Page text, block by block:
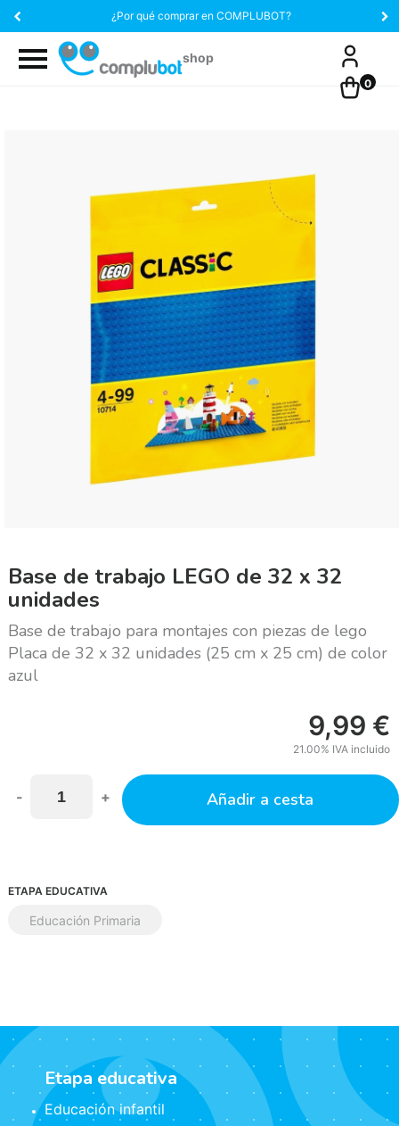
¿Por qué comprar en COMPLUBOT?
0
Base de trabajo LEGO de 32 x 32
unidades
Base de trabajo para montajes con piezas de lego
Placa de 32 x 32 unidades (25 cm x 25 cm) de color
azul
9,99 €
21.00% IVA incluido
- + Añadir a cesta
ETAPA EDUCATIVA
Educación Primaria
Etapa educativa
Educación infantil